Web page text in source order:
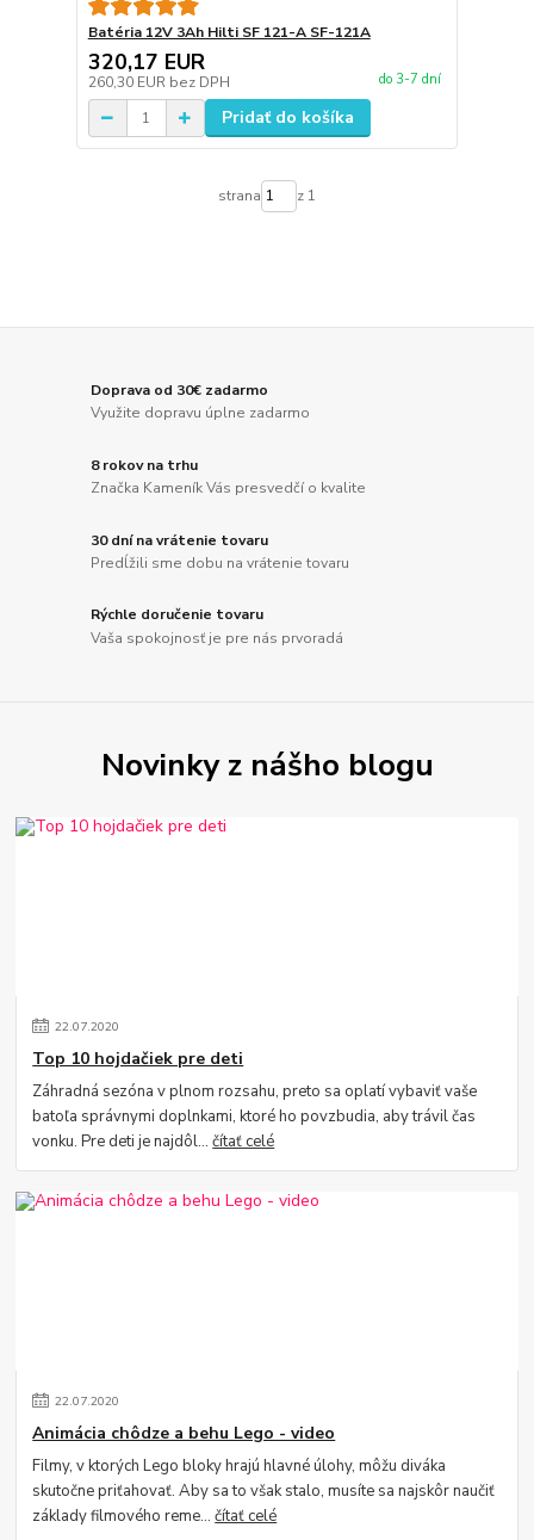
Batéria 12V 3Ah Hilti SF 121-A SF-121A
320,17 EUR
260,30 EUR bez DPH do 3-7 dní
Pridať do košíka
strana z 1
Doprava od 30€ zadarmo
Využite dopravu úplne zadarmo
8 rokov na trhu
Značka Kameník Vás presvedčí o kvalite
30 dní na vrátenie tovaru
Predĺžili sme dobu na vrátenie tovaru
Rýchle doručenie tovaru
Vaša spokojnosť je pre nás prvoradá
Novinky z nášho blogu
22.07.2020
Top 10 hojdačiek pre deti
Záhradná sezóna v plnom rozsahu, preto sa oplatí vybaviť vaše
batoľa správnymi doplnkami, ktoré ho povzbudia, aby trávil čas
vonku. Pre deti je najdôl...čítať celé
22.07.2020
Animácia chôdze a behu Lego - video
Filmy, v ktorých Lego bloky hrajú hlavné úlohy, môžu diváka
skutočne priťahovať. Aby sa to však stalo, musíte sa najskôr naučiť
základy filmového reme...čítať celé